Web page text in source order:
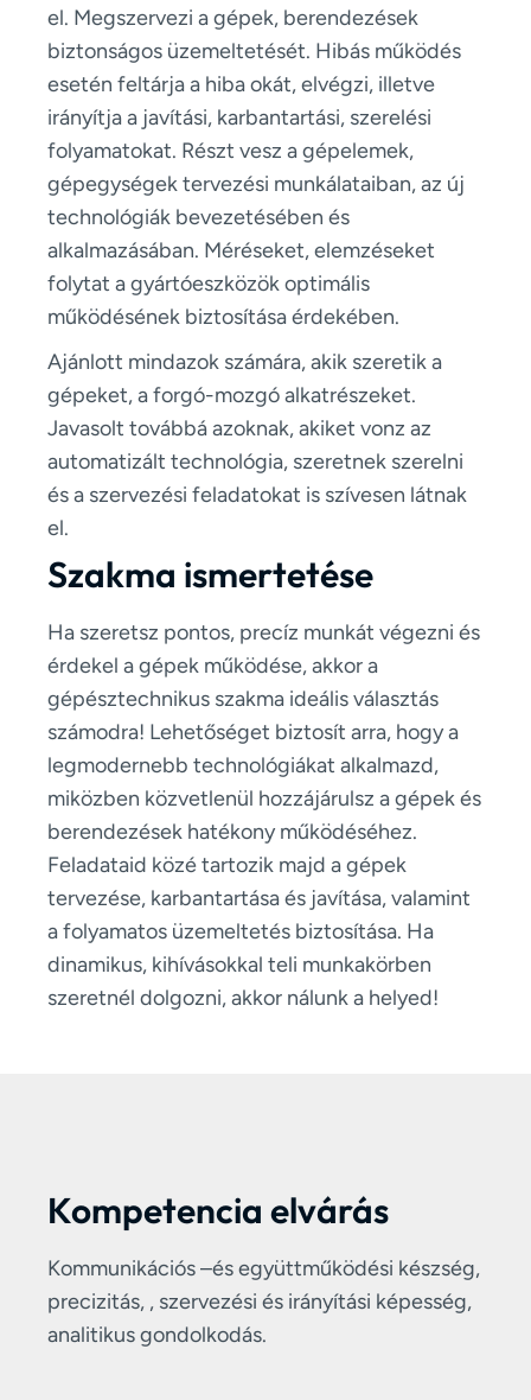
el. Megszervezi a gépek, berendezések
biztonságos üzemeltetését. Hibás működés
esetén feltárja a hiba okát, elvégzi, illetve
irányítja a javítási, karbantartási, szerelési
folyamatokat. Részt vesz a gépelemek,
gépegységek tervezési munkálataiban, az új
technológiák bevezetésében és
alkalmazásában. Méréseket, elemzéseket
folytat a gyártóeszközök optimális
működésének biztosítása érdekében.
Ajánlott mindazok számára, akik szeretik a
gépeket, a forgó-mozgó alkatrészeket.
Javasolt továbbá azoknak, akiket vonz az
automatizált technológia, szeretnek szerelni
és a szervezési feladatokat is szívesen látnak
el.
Szakma ismertetése
Ha szeretsz pontos, precíz munkát végezni és
érdekel a gépek működése, akkor a
gépésztechnikus szakma ideális választás
számodra! Lehetőséget biztosít arra, hogy a
legmodernebb technológiákat alkalmazd,
miközben közvetlenül hozzájárulsz a gépek és
berendezések hatékony működéséhez.
Feladataid közé tartozik majd a gépek
tervezése, karbantartása és javítása, valamint
a folyamatos üzemeltetés biztosítása. Ha
dinamikus, kihívásokkal teli munkakörben
szeretnél dolgozni, akkor nálunk a helyed!
Kompetencia elvárás
Kommunikációs –és együttműködési készség,
precizitás, , szervezési és irányítási képesség,
analitikus gondolkodás.